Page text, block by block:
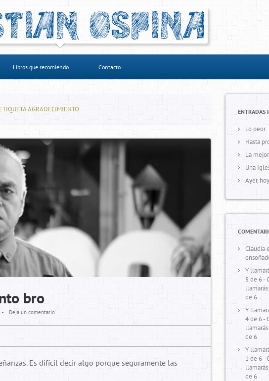
Libros que recomiendo Contacto
AGRADECIMIENTO
bro
• Deja un comentario
Es difícil decir algo porque seguramente las
ENTRADAS
Lo peor
Hasta
La
Una
Ayer,
Claudia
Y
5 de 6 -
de 6
Y
4 de 6 -
de 6
Y
1 de 6 -
de 6